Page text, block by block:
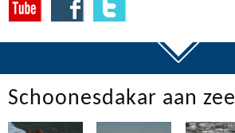
Schoonesdakar aan zee